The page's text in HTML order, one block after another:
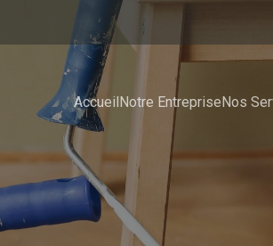
AccueilNotre EntrepriseNos